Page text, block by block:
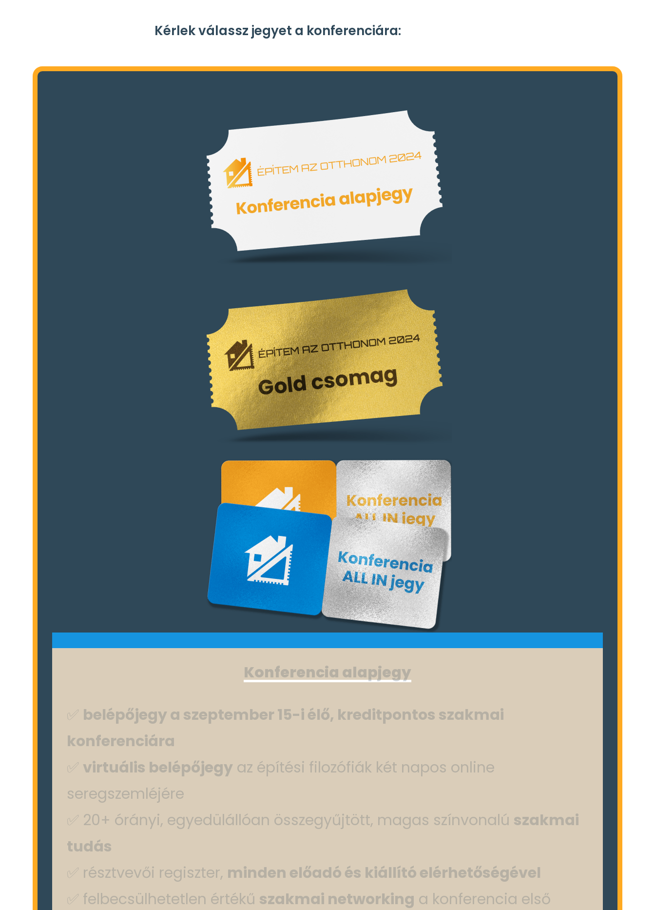
Kérlek válassz jegyet a konferenciára:
Konferencia alapjegy
✅ belépőjegy a szeptember 15-i élő, kreditpontos szakmai
konferenciára
✅ virtuális belépőjegy az építési filozófiák két napos online
seregszemléjére
✅ 20+ órányi, egyedülállóan összegyűjtött, magas színvonalú szakmai
tudás
✅ résztvevői regiszter, minden előadó és kiállító elérhetőségével
✅ felbecsülhetetlen értékű szakmai networking a konferencia első